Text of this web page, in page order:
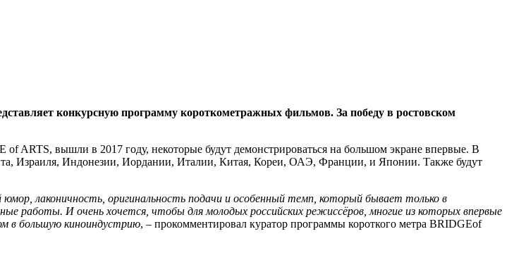
конкурсную программу короткометражных фильмов. За победу в ростовском
ARTS, вышли в 2017 году, некоторые будут демонстрироваться на большом экране впервые. В
Израиля, Индонезии, Иордании, Италии, Китая, Кореи, ОАЭ, Франции, и Японии. Также будут
лаконичность, оригинальность подачи и особенный темп, который бывает только в
работы. И очень хочется, чтобы для молодых российских режиссёров, многие из которых впервые
в большую киноиндустрию, – прокомментировал куратор программы короткого метра BRIDGEof